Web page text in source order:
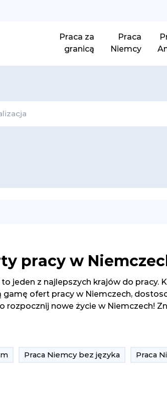
Praca za
granicą
Praca
Niemcy
pracy w
jeden z najlepszych krajów do
ofert pracy w Niemczech,
rozpocznij nowe życie w Niemczech!
Praca Niemcy bez języka Praca